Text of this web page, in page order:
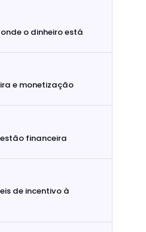
o dinheiro está
e monetização
financeira
de incentivo à